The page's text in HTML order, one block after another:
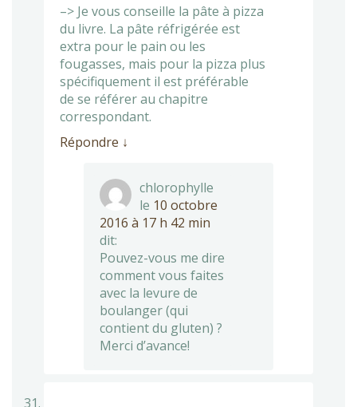
–> Je vous conseille la pâte à pizza
du livre. La pâte réfrigérée est
extra pour le pain ou les
fougasses, mais pour la pizza plus
spécifiquement il est préférable
de se référer au chapitre
correspondant.
Répondre ↓
chlorophylle
le 10 octobre
2016 à 17 h 42 min
dit:
Pouvez-vous me dire
comment vous faites
avec la levure de
boulanger (qui
contient du gluten) ?
Merci d’avance!